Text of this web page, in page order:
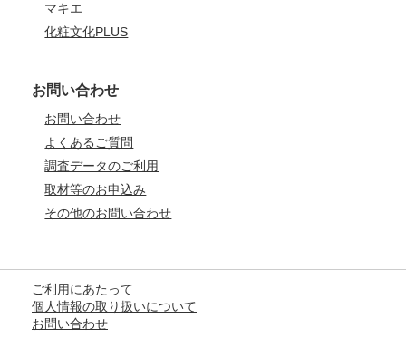
マキエ
化粧文化PLUS
お問い合わせ
お問い合わせ
よくあるご質問
調査データのご利用
取材等のお申込み
その他のお問い合わせ
ご利用にあたって
個人情報の取り扱いについて
お問い合わせ